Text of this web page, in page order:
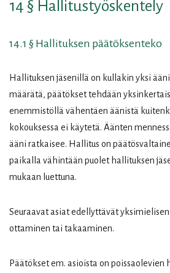
14 § Hallitustyöskentely
14.1 § Hallituksen päätöksenteko
Hallituksen jäsenillä on kullakin yksi
määrätä, päätökset tehdään
enemmistöllä vähentäen äänistä
kokouksessa ei käytetä. Äänten
ääni ratkaisee. Hallitus on
paikalla vähintään puolet hallituksen
mukaan luettuna.
Seuraavat asiat edellyttävät
ottaminen tai takaaminen.
Päätökset em. asioista on poissaolevien